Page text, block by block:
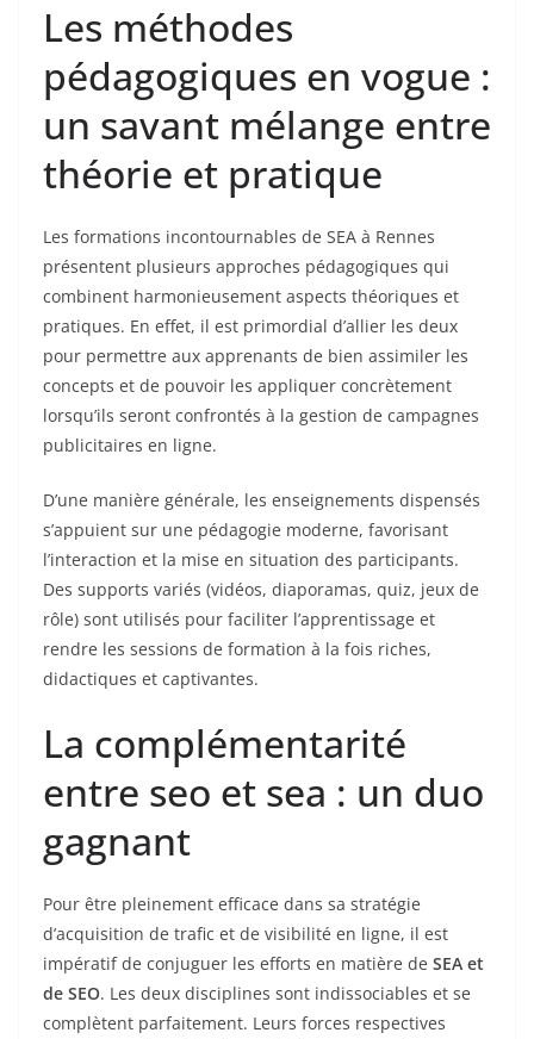
Les méthodes
pédagogiques en vogue :
un savant mélange entre
théorie et pratique
Les formations incontournables de SEA à Rennes
présentent plusieurs approches pédagogiques qui
combinent harmonieusement aspects théoriques et
pratiques. En effet, il est primordial d’allier les deux
pour permettre aux apprenants de bien assimiler les
concepts et de pouvoir les appliquer concrètement
lorsqu’ils seront confrontés à la gestion de campagnes
publicitaires en ligne.
D’une manière générale, les enseignements dispensés
s’appuient sur une pédagogie moderne, favorisant
l’interaction et la mise en situation des participants.
Des supports variés (vidéos, diaporamas, quiz, jeux de
rôle) sont utilisés pour faciliter l’apprentissage et
rendre les sessions de formation à la fois riches,
didactiques et captivantes.
La complémentarité
entre seo et sea : un duo
gagnant
Pour être pleinement efficace dans sa stratégie
d’acquisition de trafic et de visibilité en ligne, il est
impératif de conjuguer les efforts en matière de SEA et
de SEO. Les deux disciplines sont indissociables et se
complètent parfaitement. Leurs forces respectives